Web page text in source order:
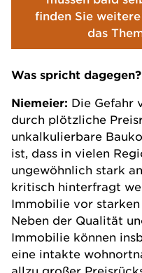
finden Sie
das
Was spricht dagegen?
Niemeier: Die Gefahr
durch plötzliche
unkalkulierbare
ist, dass in vielen
ungewöhnlich stark
kritisch hinterfragt
Immobilie vor
Neben der Qualität
Immobilie können
eine intakte
allzu großer